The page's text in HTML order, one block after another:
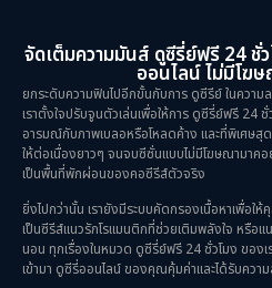
จัดเต็มความมันส์ ดูซีรี่ย์ฟรี 24 ชั่
ออนไลน์ ไม่มีโฆ
ยกระดับความฟินไปอีกขั้นกับการ ดูซีรีย์ ในความ
เราตั้งใจปรับจูนตัวเล่นเพื่อให้การ ดูซีรี่ย์ฟรี
อารมณ์กับภาพเบลอหรือโหลดค้าง และที่พิเศษสุ
ให้ต่อเนื่องยาวๆ จนจบซีซั่นแบบไม่มีโฆษณามาค
เป็นพื้นที่พักผ่อนของคอซีรีส์ตัวจริง
ยิ่งไปกว่านั้น เรายังมีระบบคัดกรองเนื้อหาเพื่อใ
เป็นซีรีส์แนวรักโรแมนติกที่ช่วยเติมพลังใจ หรือ
นอน ทุกเรื่องในหมวด ดูซีรี่ย์ฟรี 24 ชั่วโมง ของ
เข้ามา ดูซีรี่ออนไลน์ ของคุณคุ้มค่าและได้รับควา